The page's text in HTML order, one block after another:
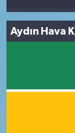
Aydın Hava